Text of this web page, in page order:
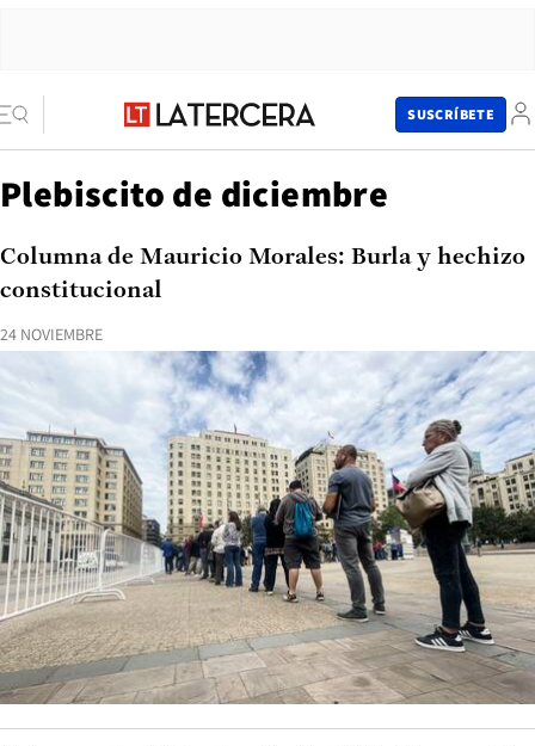
SUSCRÍBETE
Plebiscito de diciembre
24 NOVIEMBRE
Columna de Mauricio Morales: Burla y hechizo
constitucional